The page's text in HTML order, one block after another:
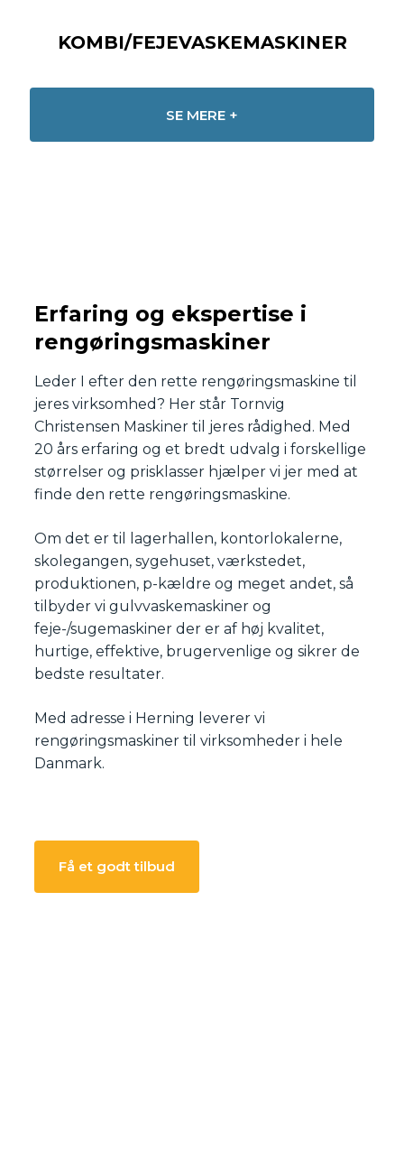
KOMBI/FEJEVASKEMASKINER
SE MERE +
Erfaring og ekspertise i
rengøringsmaskiner
Leder I efter den rette rengøringsmaskine til
jeres virksomhed? Her står Tornvig
Christensen Maskiner til jeres rådighed. Med
20 års erfaring og et bredt udvalg i forskellige
størrelser og prisklasser hjælper vi jer med at
finde den rette rengøringsmaskine.
Om det er til lagerhallen, kontorlokalerne,
skolegangen, sygehuset, værkstedet,
produktionen, p-kældre og meget andet, så
tilbyder vi gulvvaskemaskiner og
feje-/sugemaskiner der er af høj kvalitet,
hurtige, effektive, brugervenlige og sikrer de
bedste resultater.
Med adresse i Herning leverer vi
rengøringsmaskiner til virksomheder i hele
Danmark.
Få et godt tilbud